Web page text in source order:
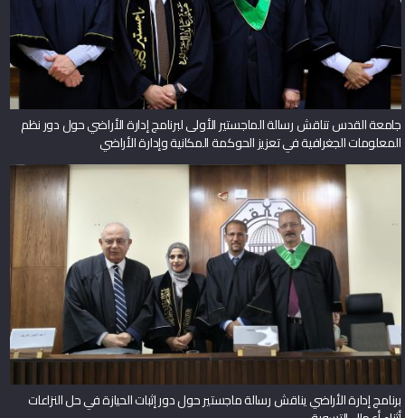
جامعة القدس تناقش رسالة الماجستير الأولى لبرنامج إدارة الأراضي حول دور نظم
المعلومات الجغرافية في تعزيز الحوكمة المكانية وإدارة الأراضي
برنامج إدارة الأراضي يناقش رسالة ماجستير حول دور إثبات الحيازة في حل النزاعات